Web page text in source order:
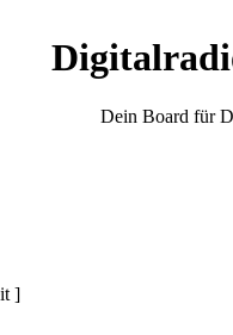
Dein Board für
]